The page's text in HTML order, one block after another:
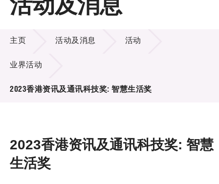
关于LSCM
技术商品化
项目及资助计划
新闻中心
活动及消息
活动及消息
主页 活动及消息 活动
业界活动
2023香港资讯及通讯科技奖: 智慧生活奖
2023香港资讯及通讯科技奖: 智慧
生活奖